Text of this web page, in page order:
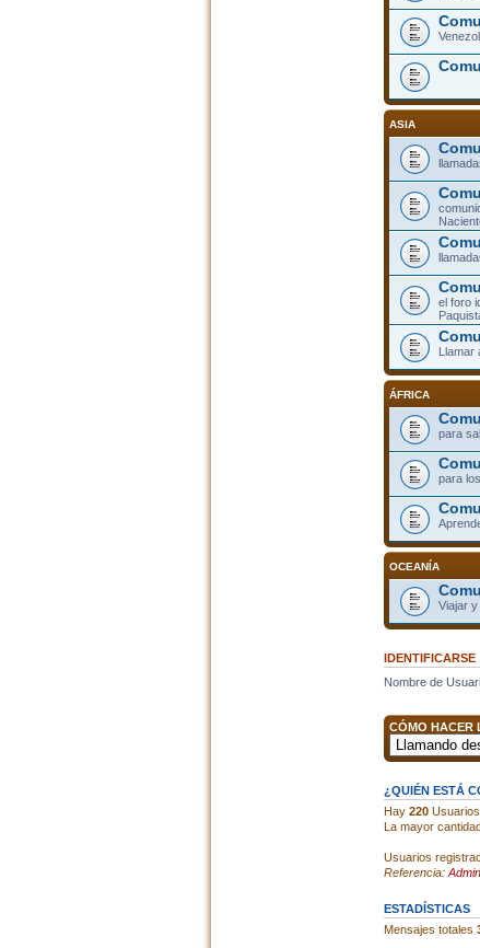
ASIA
el foro
Llamar
ÁFRICA
para
para
OCEANÍA
Viajar
IDENTIFICARSE
Nombre de
CÓMO HACER
¿QUIÉN ESTÁ
Hay 220Usuarios
La mayor
Usuarios
Referencia:
ESTADÍSTICAS
Mensajes totales